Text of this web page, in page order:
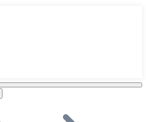
solución en tu plataforma.